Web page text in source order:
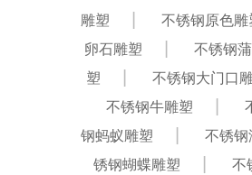
雕塑
不锈钢原色雕
卵石雕塑
不锈钢
塑
不锈钢大门口
不锈钢牛雕塑
钢蚂蚁雕塑
不锈钢
锈钢蝴蝶雕塑
不